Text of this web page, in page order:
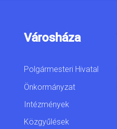
Városháza
Polgármesteri Hivatal
Önkormányzat
Intézmények
Közgyűlések